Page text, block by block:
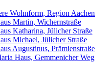
Wohnform, Region Aachen
Martin, Wichernstraße
Katharina, Jülicher Straße
Michael, Jülicher Straße
Augustinus, Prämienstraße
Haus, Gemmenicher Weg